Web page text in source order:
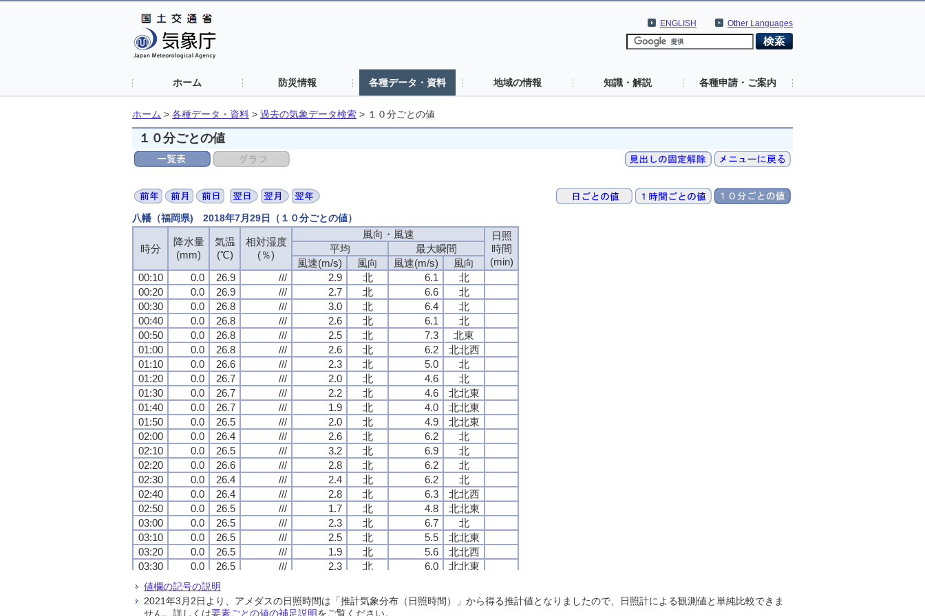
Other Languages
ENGLISH
ホーム 防災情報 各種データ・資料 地域の情報 知識・解説 各種申請・ご案内
ホーム > 各種データ・資料 > 過去の気象データ検索 > １０分ごとの値
１０分ごとの値
八幡（福岡県) 2018年7月29日（１０分ごとの値）
時分
降水量
(mm)
気温
(℃)
相対湿度
(％)
風向・風速
日照
時間
(min)
平均
最大瞬間
風速(m/s)
風向 風速(m/s)
風向
00:10
0.0 26.9 /// 2.9 北 6.1
北
00:20
0.0 26.9 /// 2.7 北 6.6
北
00:30
0.0 26.8 /// 3.0 北 6.4
北
00:40
0.0 26.8 /// 2.6 北 6.1
北
00:50
0.0 26.8 /// 2.5 北 7.3
北東
01:00
0.0 26.8 /// 2.6 北 6.2
北北西
01:10
0.0 26.6 /// 2.3 北 5.0
北
01:20
0.0 26.7 /// 2.0 北 4.6
北
01:30
0.0 26.7 /// 2.2 北 4.6
北北東
01:40
0.0 26.7 /// 1.9 北 4.0
北北東
01:50
0.0 26.5 /// 2.0 北 4.9
北北東
02:00
0.0 26.4 /// 2.6 北 6.2
北
02:10
0.0 26.5 /// 3.2 北 6.9
北
02:20
0.0 26.6 /// 2.8 北 6.2
北
02:30
0.0 26.4 /// 2.4 北 6.2
北
02:40
0.0 26.4 /// 2.8 北 6.3
北北西
02:50
0.0 26.5 /// 1.7 北 4.8
北北東
03:00
0.0 26.5 /// 2.3 北 6.7
北
03:10
0.0 26.5 /// 2.5 北 5.5
北北東
03:20
0.0 26.5 /// 1.9 北 5.6
北北西
03:30
0.0 26.5 /// 2.3 北 6.0
北北東
03:40
0.0 26.6
03:50
0.0 26.6 /// 2.7 北 5.4
北北西
04:00
0.0 26.7 /// 2.8 北 6.2 北
時分
降水量
(mm)
気温
(℃)
相対湿度
(％)
風向・風速
日照
時間
(min)
平均
最大瞬間
風速(m/s)
風向 風速(m/s)
風向
00:10
0.0 26.9 /// 2.9 北 6.1
北
00:20
0.0 26.9 /// 2.7 北 6.6
北
00:30
0.0 26.8 /// 3.0 北 6.4
北
00:40
0.0 26.8 /// 2.6 北 6.1
北
00:50
0.0 26.8 /// 2.5 北 7.3
北東
01:00
0.0 26.8 /// 2.6 北 6.2
北北西
01:10
0.0 26.6 /// 2.3 北 5.0
北
01:20
0.0 26.7 /// 2.0 北 4.6
北
01:30
0.0 26.7 /// 2.2 北 4.6
北北東
01:40
0.0 26.7 /// 1.9 北 4.0
北北東
01:50
0.0 26.5 /// 2.0 北 4.9
北北東
02:00
0.0 26.4 /// 2.6 北 6.2
北
02:10
0.0 26.5 /// 3.2 北 6.9
北
02:20
0.0 26.6 /// 2.8 北 6.2
北
02:30
0.0 26.4 /// 2.4 北 6.2
北
02:40
0.0 26.4 /// 2.8 北 6.3
北北西
02:50
0.0 26.5 /// 1.7 北 4.8
北北東
03:00
0.0 26.5 /// 2.3 北 6.7
北
03:10
0.0 26.5 /// 2.5 北 5.5
北北東
03:20
0.0 26.5 /// 1.9 北 5.6
北北西
03:30
0.0 26.5 /// 2.3 北 6.0
北北東
03:40
0.0 26.6
03:50
0.0 26.6 /// 2.7 北 5.4
北北西
04:00
0.0 26.7 /// 2.8 北 6.2 北
時分
降水量
(mm)
気温
(℃)
相対湿度
(％)
風向・風速
日照
時間
(min)
平均
最大瞬間
風速(m/s)
風向 風速(m/s)
風向
00:10
0.0 26.9 /// 2.9 北 6.1
北
00:20
0.0 26.9 /// 2.7 北 6.6
北
00:30
0.0 26.8 /// 3.0 北 6.4
北
00:40
0.0 26.8 /// 2.6 北 6.1
北
00:50
0.0 26.8 /// 2.5 北 7.3
北東
01:00
0.0 26.8 /// 2.6 北 6.2
北北西
01:10
0.0 26.6 /// 2.3 北 5.0
北
01:20
0.0 26.7 /// 2.0 北 4.6
北
01:30
0.0 26.7 /// 2.2 北 4.6
北北東
01:40
0.0 26.7 /// 1.9 北 4.0
北北東
01:50
0.0 26.5 /// 2.0 北 4.9
北北東
02:00
0.0 26.4 /// 2.6 北 6.2
北
02:10
0.0 26.5 /// 3.2 北 6.9
北
02:20
0.0 26.6 /// 2.8 北 6.2
北
02:30
0.0 26.4 /// 2.4 北 6.2
北
02:40
0.0 26.4 /// 2.8 北 6.3
北北西
02:50
0.0 26.5 /// 1.7 北 4.8
北北東
03:00
0.0 26.5 /// 2.3 北 6.7
北
03:10
0.0 26.5 /// 2.5 北 5.5
北北東
03:20
0.0 26.5 /// 1.9 北 5.6
北北西
03:30
0.0 26.5 /// 2.3 北 6.0
北北東
03:40
0.0 26.6
03:50
0.0 26.6 /// 2.7 北 5.4
北北西
04:00
0.0 26.7 /// 2.8 北 6.2 北
時分
降水量
(mm)
気温
(℃)
相対湿度
(％)
風向・風速
日照
時間
(min)
平均
最大瞬間
風速(m/s)
風向 風速(m/s)
風向
00:10
0.0 26.9 /// 2.9 北 6.1
北
00:20
0.0 26.9 /// 2.7 北 6.6
北
00:30
0.0 26.8 /// 3.0 北 6.4
北
00:40
0.0 26.8 /// 2.6 北 6.1
北
00:50
0.0 26.8 /// 2.5 北 7.3
北東
01:00
0.0 26.8 /// 2.6 北 6.2
北北西
01:10
0.0 26.6 /// 2.3 北 5.0
北
01:20
0.0 26.7 /// 2.0 北 4.6
北
01:30
0.0 26.7 /// 2.2 北 4.6
北北東
01:40
0.0 26.7 /// 1.9 北 4.0
北北東
01:50
0.0 26.5 /// 2.0 北 4.9
北北東
02:00
0.0 26.4 /// 2.6 北 6.2
北
02:10
0.0 26.5 /// 3.2 北 6.9
北
02:20
0.0 26.6 /// 2.8 北 6.2
北
02:30
0.0 26.4 /// 2.4 北 6.2
北
02:40
0.0 26.4 /// 2.8 北 6.3
北北西
02:50
0.0 26.5 /// 1.7 北 4.8
北北東
03:00
0.0 26.5 /// 2.3 北 6.7
北
03:10
0.0 26.5 /// 2.5 北 5.5
北北東
03:20
0.0 26.5 /// 1.9 北 5.6
北北西
03:30
0.0 26.5 /// 2.3 北 6.0
北北東
03:40
0.0 26.6
03:50
0.0 26.6 /// 2.7 北 5.4
北北西
04:00
0.0 26.7 /// 2.8 北 6.2 北
値欄の記号の説明
2021年3月2日より、アメダスの日照時間は「推計気象分布（日照時間）」から得る推計値となりましたので、日照計による観測値と単純比較できま
せん。詳しくは要素ごとの値の補足説明をご覧ください。